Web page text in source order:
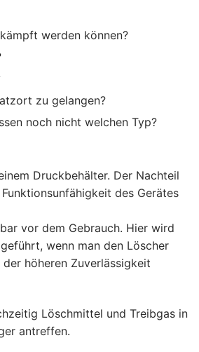
werden können?
zu gelangen?
noch nicht welchen Typ?
Druckbehälter. Der Nachteil
des Gerätes
vor dem Gebrauch. Hier wird
wenn man den Löscher
höheren Zuverlässigkeit
Löschmittel und Treibgas in
antreffen.